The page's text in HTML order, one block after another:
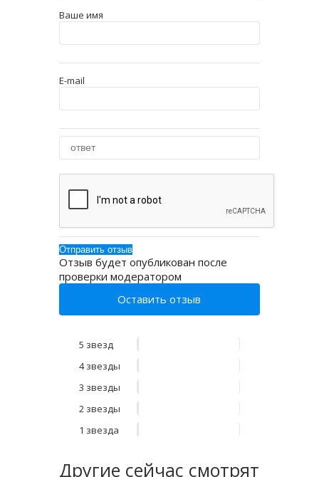
Ваше имя
E-mail
Отзыв будет опубликован после
проверки модератором
Оставить отзыв
5 звезд
4 звезды
3 звезды
2 звезды
1 звезда
Другие сейчас смотрят